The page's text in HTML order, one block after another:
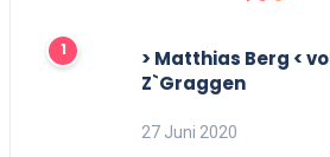
> Matthias Berg <
Z`Graggen
27 Juni 2020